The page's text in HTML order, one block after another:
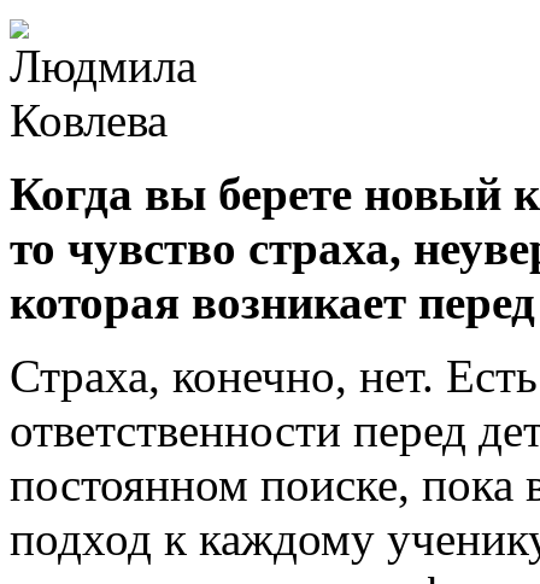
Когда вы берете новый
то чувство страха,
которая возникает
Страха, конечно, нет.
ответственности перед
постоянном поиске, пока
подход к каждому